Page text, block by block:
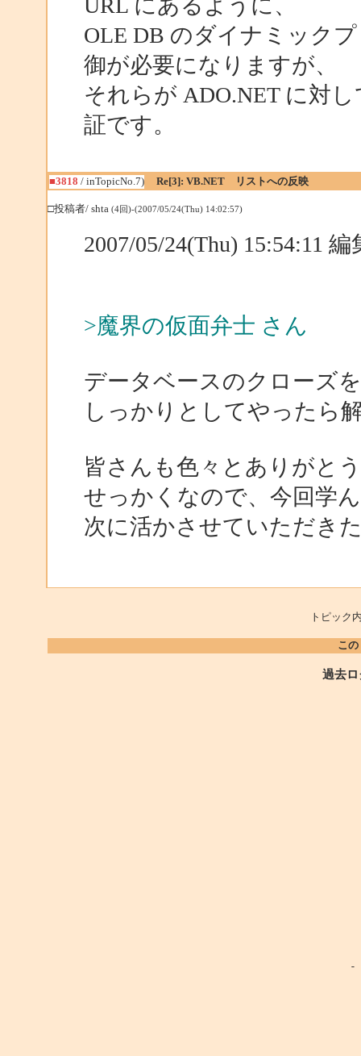
URL にあるように、
OLE DB のダイナミック
御が必要になりますが、
それらが ADO.NET に対
証です。
■3818 / inTopicNo.7) Re[3]: VB.NET リストへの反映
□投稿者/ shta (4回)-(2007/05/24(Thu) 14:02:57)
2007/05/24(Thu) 15:54:11
>魔界の仮面弁士 さん
データベースのクローズを
しっかりとしてやったら
皆さんも色々とありがと
せっかくなので、今回学
次に活かさせていただき
トピッ
こ
過去